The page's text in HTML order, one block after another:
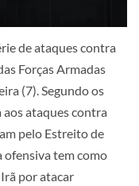
de ataques contra
Forças Armadas
(7). Segundo os
aos ataques contra
pelo Estreito de
ofensiva tem como
por atacar